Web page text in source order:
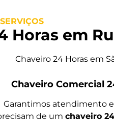
Horas em
Chaveiro Comercial
Garantimos atendimento
de um chaveiro